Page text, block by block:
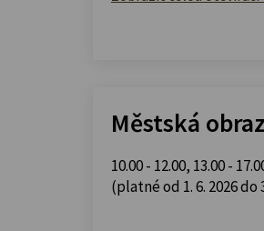
Městská
10.00 - 12.00, 13.00 -
(platné od 1. 6. 2026 do